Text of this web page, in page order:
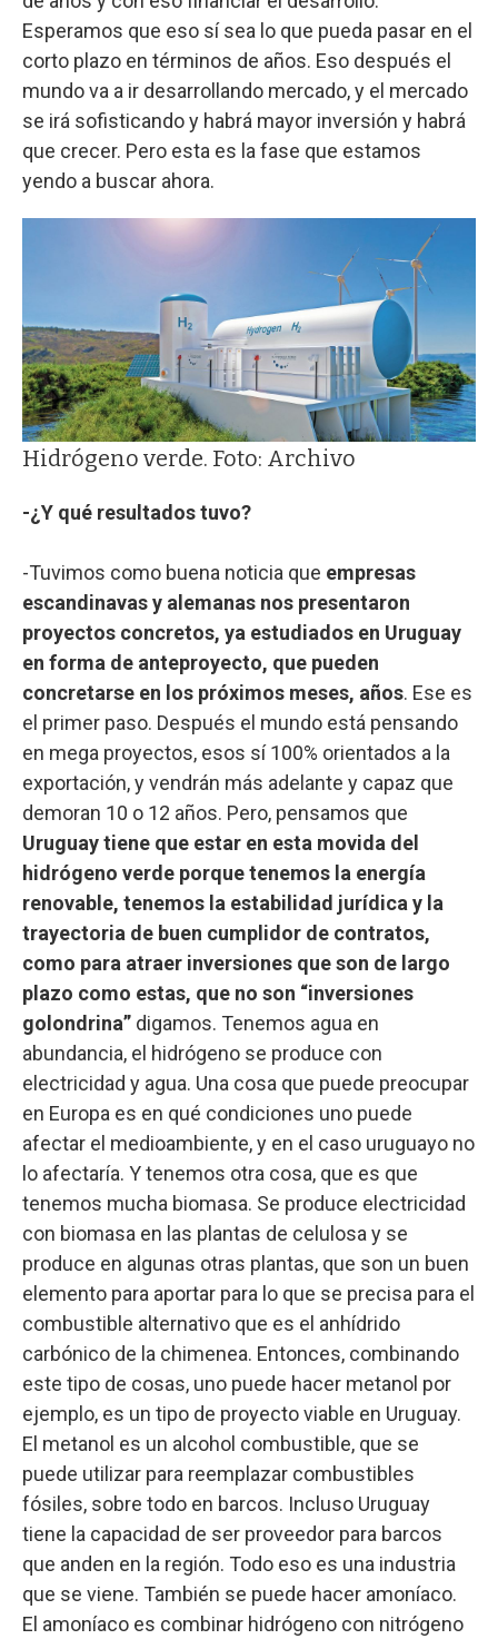
Esperamos que eso sí sea lo que pueda pasar en el
corto plazo en términos de años. Eso después el
mundo va a ir desarrollando mercado, y el mercado
se irá sofisticando y habrá mayor inversión y habrá
que crecer. Pero esta es la fase que estamos
yendo a buscar ahora.
Hidrógeno verde. Foto: Archivo
-¿Y qué resultados tuvo?
-Tuvimos como buena noticia que empresas
escandinavas y alemanas nos presentaron
proyectos concretos, ya estudiados en Uruguay
en forma de anteproyecto, que pueden
concretarse en los próximos meses, años. Ese es
el primer paso. Después el mundo está pensando
en mega proyectos, esos sí 100% orientados a la
exportación, y vendrán más adelante y capaz que
demoran 10 o 12 años. Pero, pensamos que
Uruguay tiene que estar en esta movida del
hidrógeno verde porque tenemos la energía
renovable, tenemos la estabilidad jurídica y la
trayectoria de buen cumplidor de contratos,
como para atraer inversiones que son de largo
plazo como estas, que no son “inversiones
golondrina” digamos. Tenemos agua en
abundancia, el hidrógeno se produce con
electricidad y agua. Una cosa que puede preocupar
en Europa es en qué condiciones uno puede
afectar el medioambiente, y en el caso uruguayo no
lo afectaría. Y tenemos otra cosa, que es que
tenemos mucha biomasa. Se produce electricidad
con biomasa en las plantas de celulosa y se
produce en algunas otras plantas, que son un buen
elemento para aportar para lo que se precisa para el
combustible alternativo que es el anhídrido
carbónico de la chimenea. Entonces, combinando
este tipo de cosas, uno puede hacer metanol por
ejemplo, es un tipo de proyecto viable en Uruguay.
El metanol es un alcohol combustible, que se
puede utilizar para reemplazar combustibles
fósiles, sobre todo en barcos. Incluso Uruguay
tiene la capacidad de ser proveedor para barcos
que anden en la región. Todo eso es una industria
que se viene. También se puede hacer amoníaco.
El amoníaco es combinar hidrógeno con nitrógeno